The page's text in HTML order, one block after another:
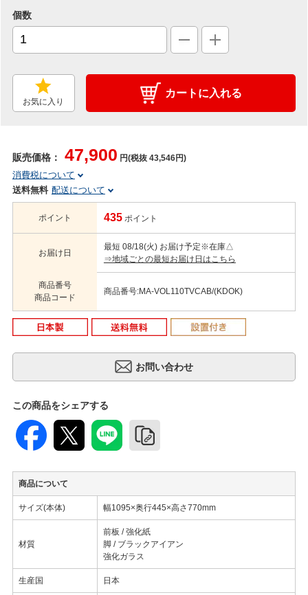
個数
お気に入り
カートに入れる
販売価格： 47,900 円(税抜 43,546円)
消費税について
送料無料 配送について
ポイント 435 ポイント
お届け日
最短 08/18(火) お届け予定※在庫△
⇒地域ごとの最短お届け日はこちら
商品番号
商品コード
商品番号:MA-VOL110TVCAB/(KDOK)
この商品をシェアする
商品について
サイズ(本体) 幅1095×奥行445×高さ770mm
材質
前板 / 強化紙
脚 / ブラックアイアン
強化ガラス
生産国 日本